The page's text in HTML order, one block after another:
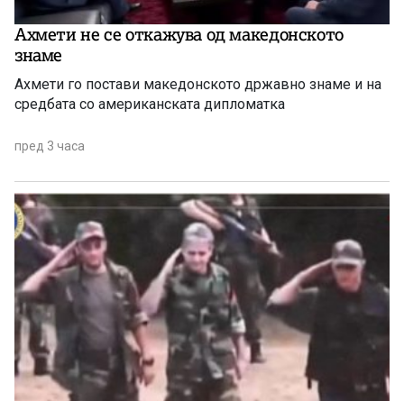
Ахмети не се откажува од македонското
знаме
Ахмети го постави македонското државно знаме и на
средбата со американската дипломатка
пред 3 часа